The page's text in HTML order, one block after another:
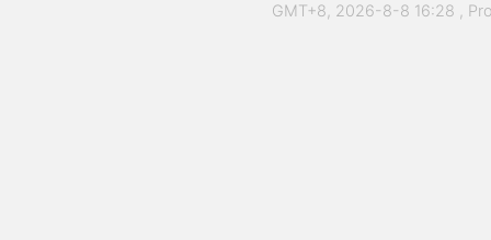
GMT+8, 2026-8-8 16:28 ,